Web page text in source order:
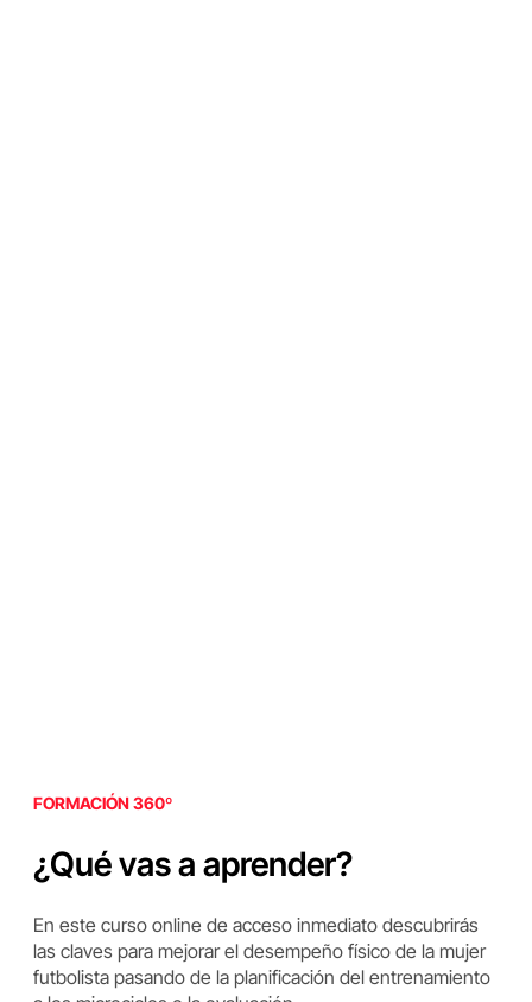
FORMACIÓN 360º
¿Qué vas a aprender?
En este curso online de acceso inmediato descubrirás
las claves para mejorar el desempeño físico de la mujer
futbolista pasando de la planificación del entrenamiento